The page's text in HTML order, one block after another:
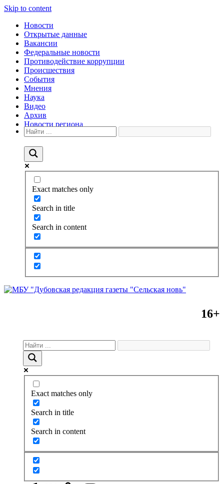
Skip to content
Новости
Открытые данные
Вакансии
Федеральные новости
Противодействие коррупции
Происшествия
События
Мнения
Наука
Видео
Архив
Новости региона
Exact matches only
Search in title
Search in content
16+
Exact matches only
Search in title
Search in content